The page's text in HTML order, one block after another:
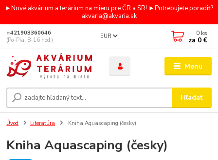
►Nové akvárium a terárium na mieru pre ČR a SR! ►Potrebujete poradiť?
akvaria@akvaria.sk
Menu
EUR
Hľadať
+421903360646
(Po-Pia, 8-16 hod.)
0 ks
za 0 €
Úvod Literatúra Kniha Aquascaping (česky)
Kniha Aquascaping (česky)